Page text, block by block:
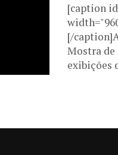
[caption
[/
Mostra de
exibições